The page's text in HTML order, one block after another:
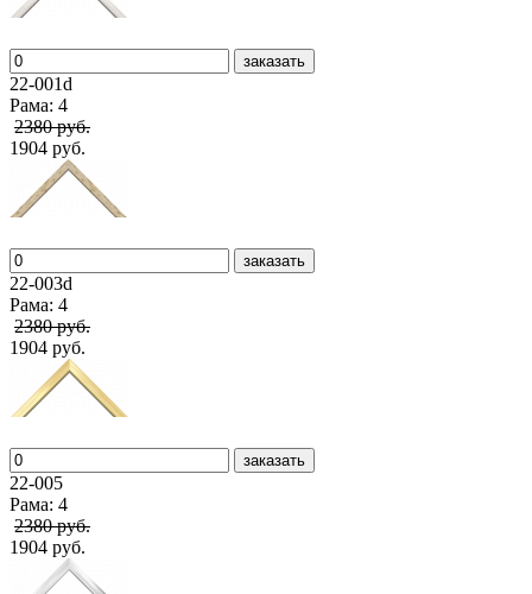
заказать
22-001d
Рама: 4
2380 руб.
1904 руб.
заказать
22-003d
Рама: 4
2380 руб.
1904 руб.
заказать
22-005
Рама: 4
2380 руб.
1904 руб.